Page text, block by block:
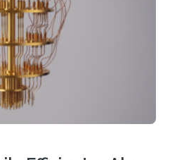
und -
Doch nun hat eine
um den